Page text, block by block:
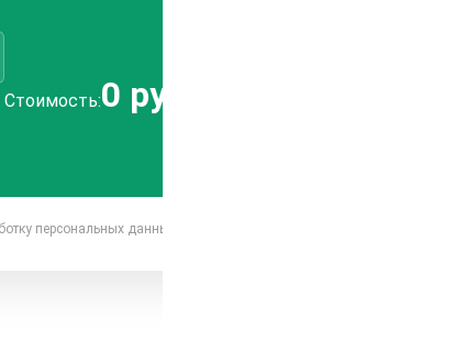
Стоимость:0 руб.
персональных данных